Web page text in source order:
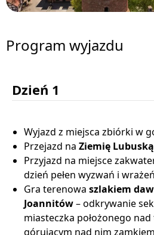
Program wyjazdu
Dzień 1
Wyjazd z miejsca zbiórki w
Przejazd na Ziemię Lubuską
Przyjazd na miejsce
dzień pełen wyzwań i
Gra terenowa szlakiem
Joannitów– odkrywanie
miasteczka położonego
górującym nad nim zamkiem